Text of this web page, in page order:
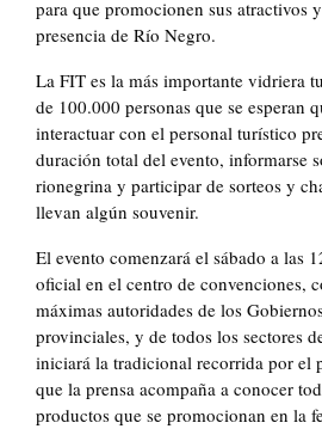
para que promocionen sus atractivos
presencia de Río Negro.
La FIT es la más importante vidriera
de 100.000 personas que se esperan
interactuar con el personal turístico
duración total del evento, informarse
rionegrina y participar de sorteos y
llevan algún souvenir.
El evento comenzará el sábado a las
oficial en el centro de convenciones,
máximas autoridades de los
provinciales, y de todos los sectores
iniciará la tradicional recorrida por el
que la prensa acompaña a conocer
productos que se promocionan en la